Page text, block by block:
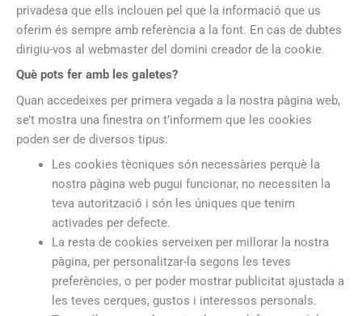
privadesa que ells inclouen pel que la informació que us
oferim és sempre amb referència a la font. En cas de dubtes
dirigiu-vos al webmaster del domini creador de la cookie.
Què pots fer amb les galetes?
Quan accedeixes per primera vegada a la nostra pàgina web,
se’t mostra una finestra on t’informem que les cookies
poden ser de diversos tipus:
Les cookies tècniques són necessàries perquè la
nostra pàgina web pugui funcionar, no necessiten la
teva autorització i són les úniques que tenim
activades per defecte.
La resta de cookies serveixen per millorar la nostra
pàgina, per personalitzar-la segons les teves
preferències, o per poder mostrar publicitat ajustada a
les teves cerques, gustos i interessos personals.